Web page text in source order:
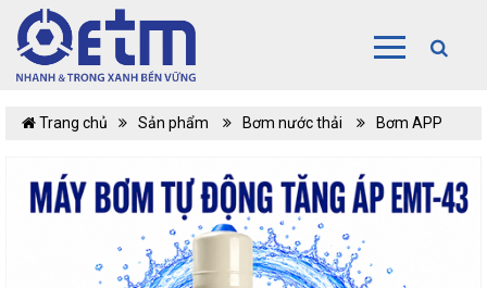
Trang chủ Sản phẩm Bơm nước thải Bơm APP